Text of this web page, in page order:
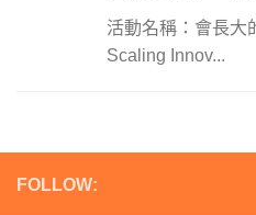
活動名稱：會長大
Scaling Innov...
FOLLOW: